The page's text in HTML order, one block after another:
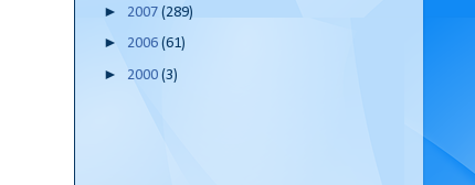
► 2007 (289)
► 2006 (61)
► 2000 (3)